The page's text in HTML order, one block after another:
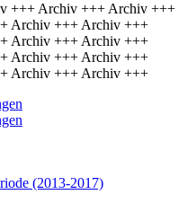
+++ Archiv +++ Archiv +++
Archiv +++ Archiv +++
Archiv +++ Archiv +++
Archiv +++ Archiv +++
Archiv +++ Archiv +++
(2013-2017)